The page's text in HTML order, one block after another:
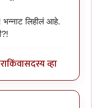
लिहीलं आहे.
किंवासदस्य व्हा